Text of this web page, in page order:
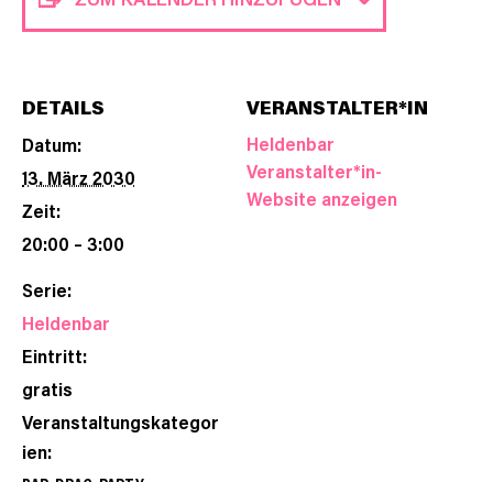
DETAILS
Datum:
13. März 2030
Zeit:
20:00 – 3:00
Serie:
Heldenbar
Eintritt:
gratis
Veranstaltungskategor
ien:
VERANSTALTER*IN
Heldenbar
Veranstalter*in-
Website anzeigen